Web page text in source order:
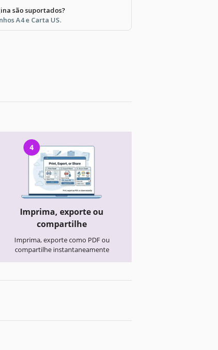
são suportados?
A4 e Carta US.
4
Imprima, exporte ou
compartilhe
Imprima, exporte como PDF ou
compartilhe instantaneamente